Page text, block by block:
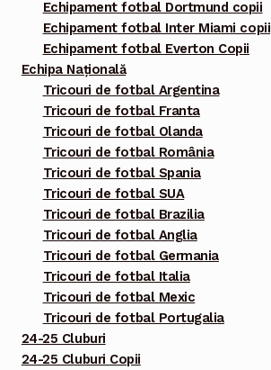
Echipament fotbal Dortmund copii
Echipament fotbal Inter Miami copii
Echipament fotbal Everton Copii
Echipa Națională
Tricouri de fotbal Argentina
Tricouri de fotbal Franta
Tricouri de fotbal Olanda
Tricouri de fotbal România
Tricouri de fotbal Spania
Tricouri de fotbal SUA
Tricouri de fotbal Brazilia
Tricouri de fotbal Anglia
Tricouri de fotbal Germania
Tricouri de fotbal Italia
Tricouri de fotbal Mexic
Tricouri de fotbal Portugalia
24-25 Cluburi
24-25 Cluburi Copii